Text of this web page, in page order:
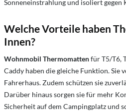
Sonneneinstrahlung und isoliert gegen
Welche Vorteile haben
Innen?
Wohnmobil Thermomattenfür T5/T6,
Caddy haben die gleiche Funktion. Sie
Fahrerhaus. Zudem schützen sie
Darüber hinaus sorgen sie für mehr
Sicherheit auf dem Campingplatz und